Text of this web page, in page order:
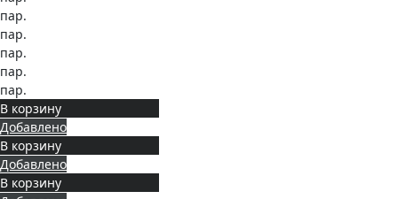
пар.
пар.
пар.
пар.
пар.
В корзину
Добавлено
В корзину
Добавлено
В корзину